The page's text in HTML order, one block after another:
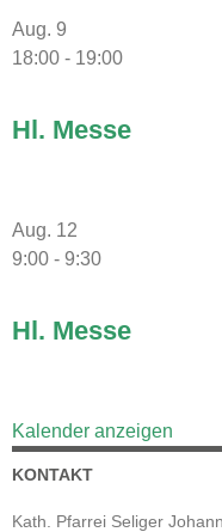
Aug. 9
18:00 - 19:00
Hl. Messe
Aug. 12
9:00 - 9:30
Hl. Messe
Kalender anzeigen
KONTAKT
Kath. Pfarrei Seliger